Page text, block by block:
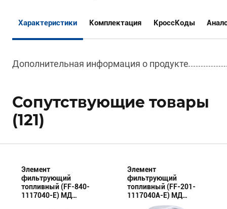
Характеристики Комплектация КроссКоды
Дополнительная информация о продукте
Сопутствующие товары
(121)
Элемент
фильтрующий
топливный (FF-840-
1117040-E) МД
Элемент
фильтрующий
топливный (FF-201-
1117040А-E) МД
(Эксперт)